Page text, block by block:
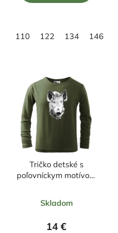
110
122 134 146
Tričko detské s
poľovníckym motívom
hodnotenie
produktu
Skladom
14 €